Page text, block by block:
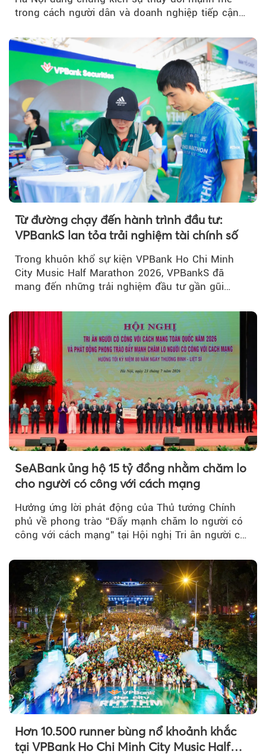
trong cách người dân và doanh nghiệp tiếp cận
Từ đường chạy đến hành trình đầu tư:
VPBankS lan tỏa trải nghiệm tài chính số
Trong khuôn khổ sự kiện VPBank Ho Chi Minh
City Music Half Marathon 2026, VPBankS đã
mang đến những trải nghiệm đầu tư gần gũi
SeABank ủng hộ 15 tỷ đồng nhằm chăm lo
cho người có công với cách mạng
Hưởng ứng lời phát động của Thủ tướng Chính
phủ về phong trào “Đẩy mạnh chăm lo người có
công với cách mạng” tại Hội nghị Tri ân người có
Hơn 10.500 runner bùng nổ khoảnh khắc
tại VPBank Ho Chi Minh City Music Half